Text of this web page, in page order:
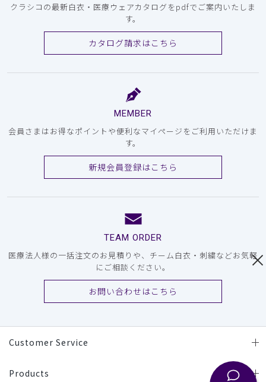
クラシコの最新白衣・医療ウェアカタログをpdfでご案内いたしま
す。
カタログ請求はこちら
MEMBER
会員さまはお得なポイントや便利なマイページをご利用いただけま
す。
新規会員登録はこちら
TEAM ORDER
医療法人様の一括注文のお見積りや、チーム白衣・刺繍などお気軽
にご相談ください。
お問い合わせはこちら
Customer Service
Products